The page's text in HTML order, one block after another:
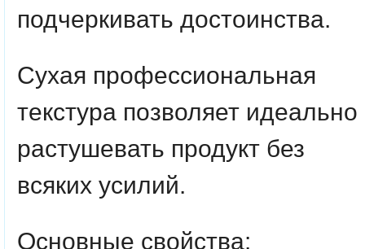
подчеркивать достоинства.
Сухая профессиональная
текстура позволяет идеально
растушевать продукт без
всяких усилий.
Основные свойства: